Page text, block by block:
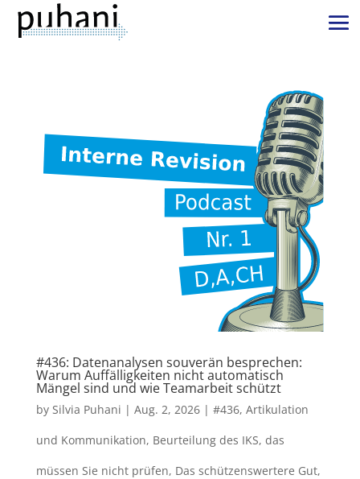
#436: Datenanalysen souverän besprechen:
Warum Auffälligkeiten nicht automatisch
Mängel sind und wie Teamarbeit schützt
by Silvia Puhani | Aug. 2, 2026| #436, Artikulation
und Kommunikation, Beurteilung des IKS, das
müssen Sie nicht prüfen, Das schützenswertere Gut,